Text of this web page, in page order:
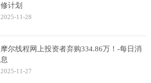
修计划
2025-11-28
摩尔线程网上投资者弃购334.86万！-每日消
息
2025-11-27